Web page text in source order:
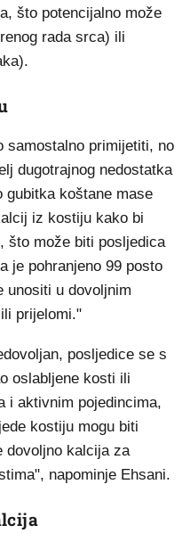
što potencijalno može
rada srca) ili
samostalno primijetiti, no
dugotrajnog nedostatka
gubitka koštane mase
iz kostiju kako bi
što može biti posljedica
je pohranjeno 99 posto
unositi u dovoljnim
prijelomi."
posljedice se s
oslabljene kosti ili
i aktivnim pojedincima,
kostiju mogu biti
dovoljno kalcija za
napominje Ehsani.